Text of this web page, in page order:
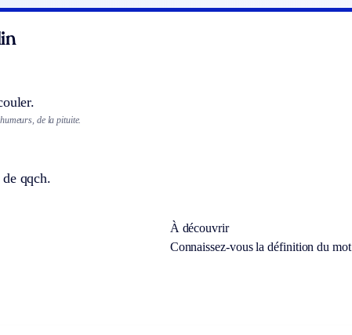
de la pituite.
de qqch.
À découvrir
Connaissez-vous la définition du mot